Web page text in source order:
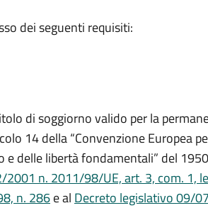
dei seguenti requisiti:
di soggiorno valido per la
14 della “Convenzione Europea
e delle libertà fondamentali” del
n. 2011/98/UE, art. 3, com. 1,
n. 286e al Decreto legislativo 09/